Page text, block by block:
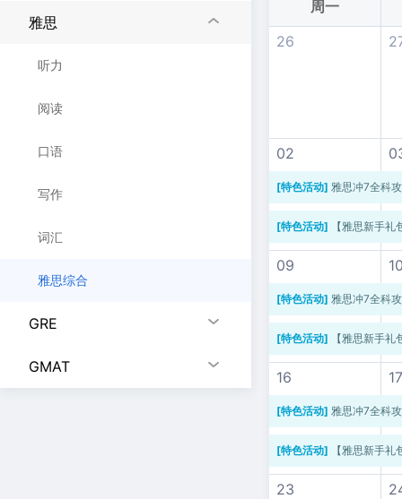
雅思
听力
阅读
口语
写作
词汇
雅思综合
GRE
GMAT
周一
26
02
[特色活动] 【雅思新手礼
[特色活动] 雅思冲7全科
09
[特色活动] 【雅思新手礼
[特色活动] 雅思冲7全科
16 17
[特色活动] 【雅思新手礼
[特色活动] 雅思冲7全科
23